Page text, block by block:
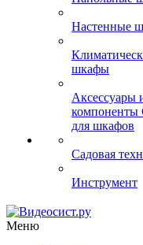
Настенные
шкафы
Аксессуары
для шкафов
Садовая
Инструмент
Меню